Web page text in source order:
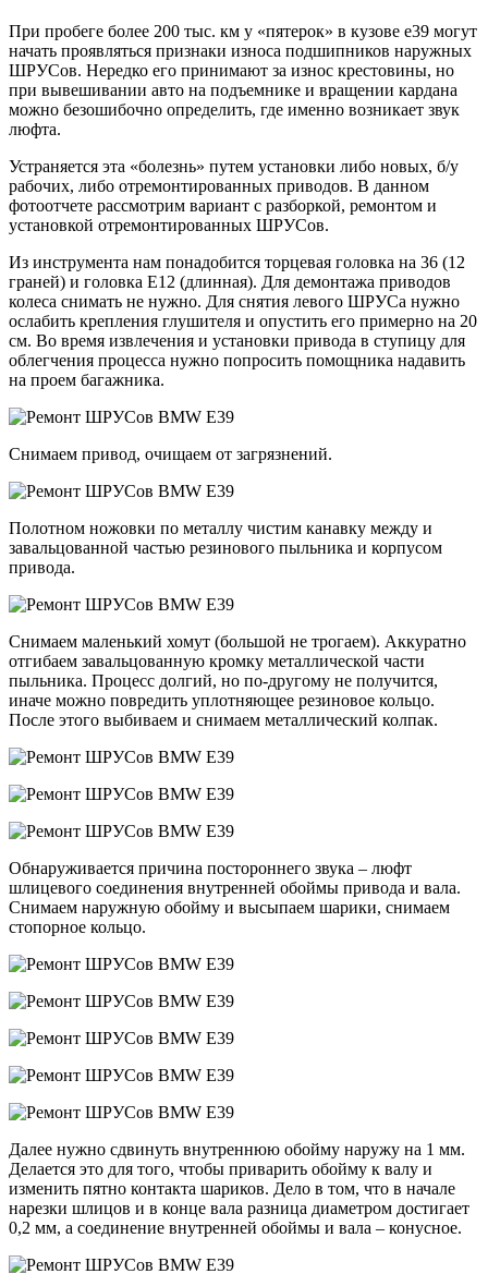
При пробеге более 200 тыс. км у «пятерок» в кузове е39 могут
начать проявляться признаки износа подшипников наружных
ШРУСов. Нередко его принимают за износ крестовины, но
при вывешивании авто на подъемнике и вращении кардана
можно безошибочно определить, где именно возникает звук
люфта.
Устраняется эта «болезнь» путем установки либо новых, б/у
рабочих, либо отремонтированных приводов. В данном
фотоотчете рассмотрим вариант с разборкой, ремонтом и
установкой отремонтированных ШРУСов.
Из инструмента нам понадобится торцевая головка на 36 (12
граней) и головка Е12 (длинная). Для демонтажа приводов
колеса снимать не нужно. Для снятия левого ШРУСа нужно
ослабить крепления глушителя и опустить его примерно на 20
см. Во время извлечения и установки привода в ступицу для
облегчения процесса нужно попросить помощника надавить
на проем багажника.
Снимаем привод, очищаем от загрязнений.
Полотном ножовки по металлу чистим канавку между и
завальцованной частью резинового пыльника и корпусом
привода.
Снимаем маленький хомут (большой не трогаем). Аккуратно
отгибаем завальцованную кромку металлической части
пыльника. Процесс долгий, но по-другому не получится,
иначе можно повредить уплотняющее резиновое кольцо.
После этого выбиваем и снимаем металлический колпак.
Обнаруживается причина постороннего звука – люфт
шлицевого соединения внутренней обоймы привода и вала.
Снимаем наружную обойму и высыпаем шарики, снимаем
стопорное кольцо.
Далее нужно сдвинуть внутреннюю обойму наружу на 1 мм.
Делается это для того, чтобы приварить обойму к валу и
изменить пятно контакта шариков. Дело в том, что в начале
нарезки шлицов и в конце вала разница диаметром достигает
0,2 мм, а соединение внутренней обоймы и вала – конусное.